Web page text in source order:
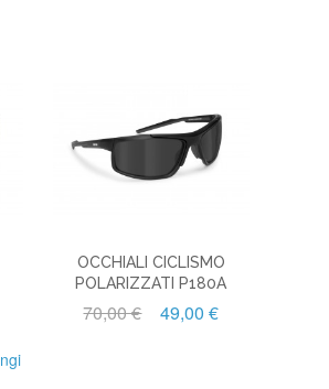
OCCHIALI CICLISMO
POLARIZZATI P180A
70,00 € 49,00 €